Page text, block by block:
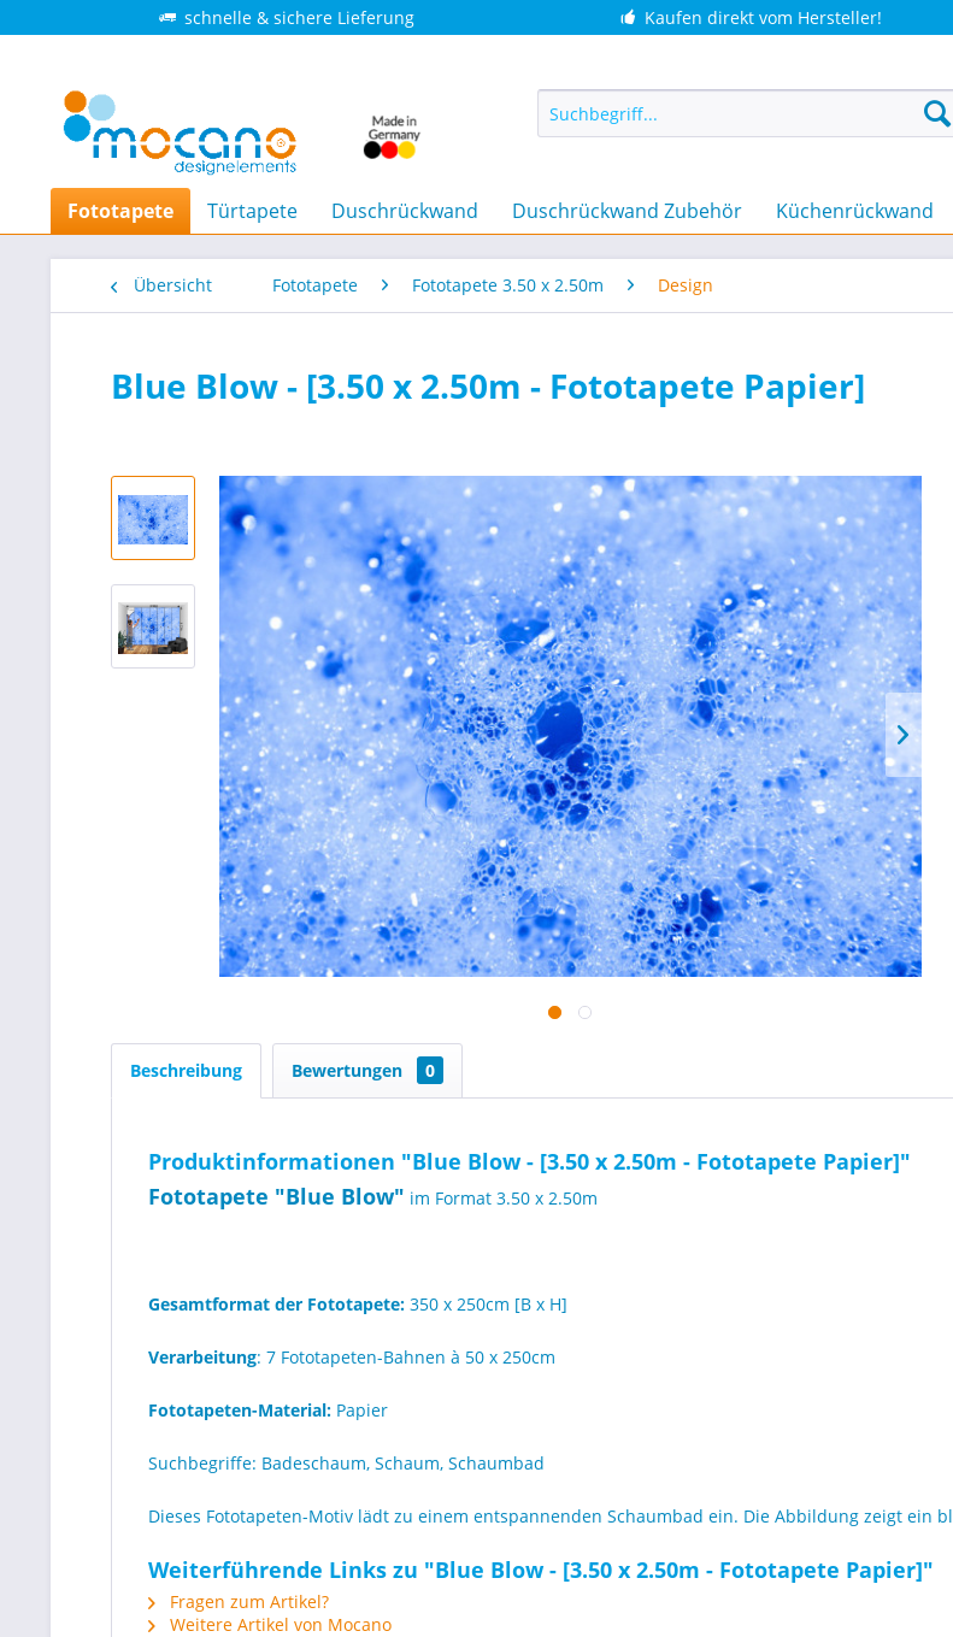
schnelle & sichere Lieferung Kaufen direkt vom Hersteller!
Fototapete Türtapete Duschrückwand Duschrückwand Zubehör Küchenrückwand
Übersicht Fototapete Fototapete 3.50 x 2.50m Design
Blue Blow - [3.50 x 2.50m - Fototapete Papier]
Beschreibung Bewertungen 0
Produktinformationen "Blue Blow - [3.50 x 2.50m - Fototapete Papier]"
Fototapete "Blue Blow" im Format 3.50 x 2.50m
Gesamtformat der Fototapete: 350 x 250cm [B x H]
Verarbeitung: 7 Fototapeten-Bahnen à 50 x 250cm
Fototapeten-Material: Papier
Suchbegriffe: Badeschaum, Schaum, Schaumbad
Dieses Fototapeten-Motiv lädt zu einem entspannenden Schaumbad ein. Die Abbildung zeigt ein
Weiterführende Links zu "Blue Blow - [3.50 x 2.50m - Fototapete Papier]"
Fragen zum Artikel?
Weitere Artikel von Mocano